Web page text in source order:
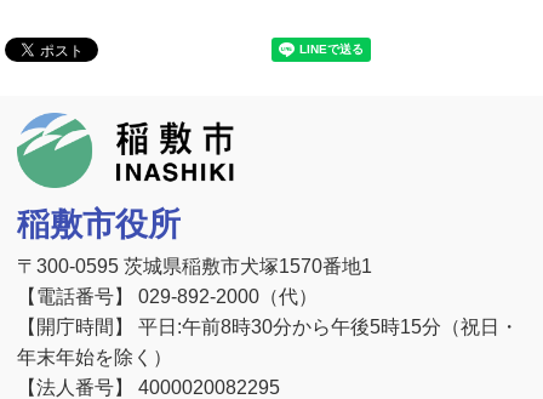
稲敷市役所
〒300-0595 茨城県稲敷市犬塚1570番地1
【電話番号】 029-892-2000（代）
【開庁時間】 平日:午前8時30分から午後5時15分（祝日・
年末年始を除く）
【法人番号】 4000020082295